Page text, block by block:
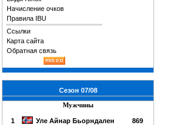
Начисление очков
Правила IBU
Ссылки
Карта сайта
Обратная связь
Сезон 07/08
Мужчины
1 Уле Айнар Бьорндален 869